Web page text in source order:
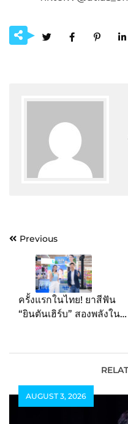
PostPrevious
ครั้งแรกในไทย! ยาสีฟัน
“ยินตันเฮิร์บ” สองพลังใน
ป้องกันฟันผุแบบขั้นสุด ตั้ง
เป้า 200 ล้านบาท ในปี
2567
AUGUST 3, 2026